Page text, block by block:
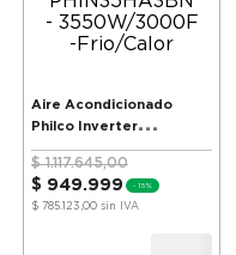
Aire Acondicionado
Philco Inverter
PHIN35HA3BN -
3550W/3000F -
Frio/Calor
$ 1.117.645,00
$ 949.999 -15%
$ 785.123,00 sin IVA